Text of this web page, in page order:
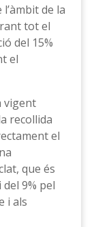
de la
tot el
del 15%
el
vigent
recollida
el
que és
9% pel
i als